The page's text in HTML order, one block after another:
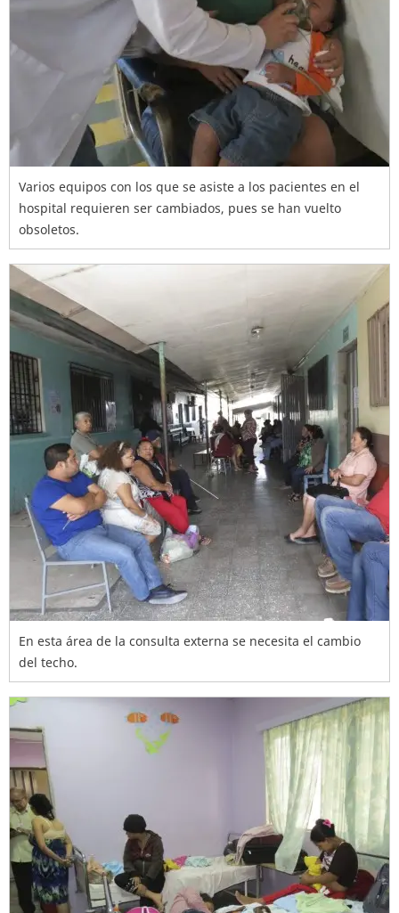
Varios equipos con los que se asiste a los pacientes en el
hospital requieren ser cambiados, pues se han vuelto
obsoletos.
En esta área de la consulta externa se necesita el cambio
del techo.